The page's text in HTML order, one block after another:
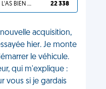
TU L'AS BIEN MÉRITÉ 22 338
acquisition,
hier. Je monte
le véhicule.
qui m'explique :
vous si je gardais